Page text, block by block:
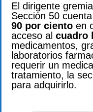
El dirigente
Sección 50
90 por ciento en
acceso al cuadro
medicamentos,
laboratorios
requerir un
tratamiento, la
para adquirirlo.